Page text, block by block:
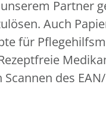
Partner
Auch
für
des